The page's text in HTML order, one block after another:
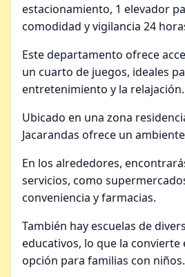
estacionamiento, 1 elevador
comodidad y vigilancia 24
Este departamento ofrece
un cuarto de juegos, ideales
entretenimiento y la relajación.
Ubicado en una zona
Jacarandas ofrece un
En los alrededores,
servicios, como
conveniencia y farmacias.
También hay escuelas de
educativos, lo que la convierte
opción para familias con niños.